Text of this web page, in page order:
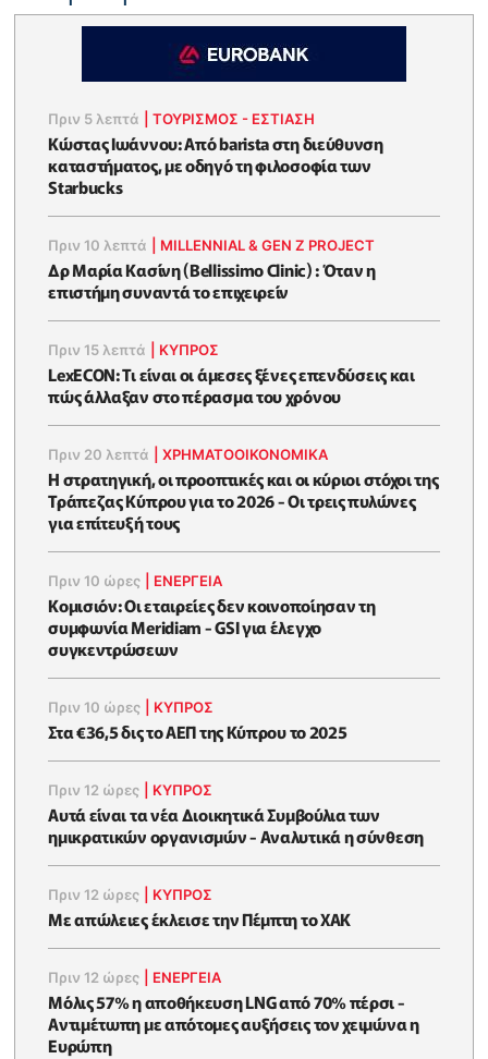
Πριν 5 λεπτά |ΤΟΥΡΙΣΜΟΣ - ΕΣΤΙΑΣΗ
Κώστας Ιωάννου: Από barista στη διεύθυνση
καταστήματος, με οδηγό τη φιλοσοφία των
Starbucks
Πριν 10 λεπτά MILLENNIAL & GEN Z PROJECT
Δρ Μαρία Κασίνη (Bellissimo Clinic) : Όταν η
επιστήμη συναντά το επιχειρείν
Πριν 15 λεπτά ΚΥΠΡΟΣ
LexECON: Τι είναι οι άμεσες ξένες επενδύσεις και
πώς άλλαξαν στο πέρασμα του χρόνου
Πριν 20 λεπτά |ΧΡΗΜΑΤΟΟΙΚΟΝΟΜΙΚΆ
Η στρατηγική, οι προοπτικές και οι κύριοι στόχοι της
Τράπεζας Κύπρου για το 2026 - Οι τρεις πυλώνες
για επίτευξή τους
Πριν 10 ώρες ΕΝΈΡΓΕΙΑ
Κομισιόν: Οι εταιρείες δεν κοινοποίησαν τη
συμφωνία Meridiam - GSI για έλεγχο
συγκεντρώσεων
Πριν 10 ώρες ΚΥΠΡΟΣ
Στα €36,5 δις το ΑΕΠ της Κύπρου το 2025
Πριν 12 ώρες ΚΥΠΡΟΣ
Αυτά είναι τα νέα Διοικητικά Συμβούλια των
ημικρατικών οργανισμών - Αναλυτικά η σύνθεση
Πριν 12 ώρες ΚΥΠΡΟΣ
Με απώλειες έκλεισε την Πέμπτη το ΧΑΚ
Πριν 12 ώρες ΕΝΈΡΓΕΙΑ
Μόλις 57% η αποθήκευση LNG από 70% πέρσι -
Αντιμέτωπη με απότομες αυξήσεις τον χειμώνα η
Ευρώπη